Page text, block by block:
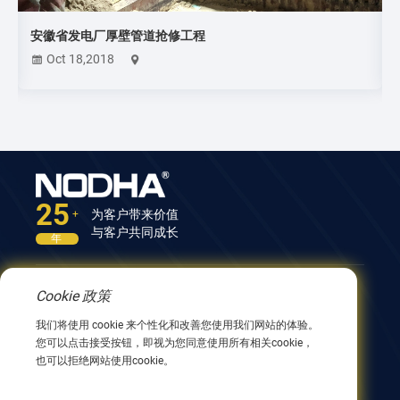
安徽省发电厂厚壁管道抢修工程
Oct 18,2018
25 +
年
为客户带来价值
与客户共同成长
联系我们
中国江苏省无锡市兴阳路9号12号楼 214082
0086 510 8580 8562
Cookie 政策
我们将使用 cookie 来个性化和改善您使用我们网站的体验。
您可以点击接受按钮，即视为您同意使用所有相关cookie，
也可以拒绝网站使用cookie。